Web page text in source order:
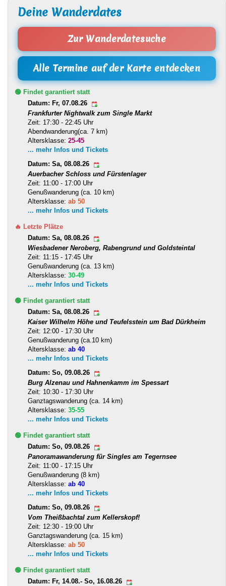
Deine Wanderdates
Zur Wanderdatesuche
Alle Termine auf der Karte entdecken
🟢 Findet garantiert statt
Datum: Fr, 07.08.26
Frankfurter Nightwalk zum Single Markt
Zeit: 17:30 - 22:45 Uhr
Abendwanderung(ca. 7 km)
Altersklasse: 25-45
... mehr Infos und Tickets
Datum: Sa, 08.08.26
Auerbacher Schloss und Fürstenlager
Zeit: 11:00 - 17:00 Uhr
Genußwanderung (ca. 10 km)
Altersklasse: ab 50
... mehr Infos und Tickets
🔥 Letzte Plätze
Datum: Sa, 08.08.26
Wiesbadener Neroberg, Rabengrund und Goldsteintal
Zeit: 11:15 - 17:45 Uhr
Genußwanderung (ca. 13 km)
Altersklasse: 30-49
... mehr Infos und Tickets
🟢 Findet garantiert statt
Datum: Sa, 08.08.26
Kaiser Wilhelm Höhe und Teufelsstein um Bad Dürkheim
Zeit: 12:00 - 17:30 Uhr
Genußwanderung (ca.10 km)
Altersklasse: ab 40
... mehr Infos und Tickets
Datum: So, 09.08.26
Burg Alzenau und Hahnenkamm im Spessart
Zeit: 10:30 - 17:30 Uhr
Ganztagswanderung (ca. 14 km)
Altersklasse: 35-55
... mehr Infos und Tickets
🟢 Findet garantiert statt
Datum: So, 09.08.26
Panoramawanderung für Singles am Tegernsee
Zeit: 11:00 - 17:15 Uhr
Genußwanderung (8 km)
Altersklasse: ab 40
... mehr Infos und Tickets
Datum: So, 09.08.26
Vom Theißbachtal zum Kellerskopf!
Zeit: 12:30 - 19:00 Uhr
Ganztagswanderung (ca. 15 km)
Altersklasse: ab 50
... mehr Infos und Tickets
🟢 Findet garantiert statt
Datum: Fr, 14.08.- So, 16.08.26